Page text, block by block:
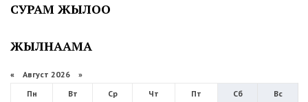
СУРАМ ЖЫЛОО
ЖЫЛНААМА
« Август 2026 »
Пн
Вт Ср Чт Пт Сб
Вс